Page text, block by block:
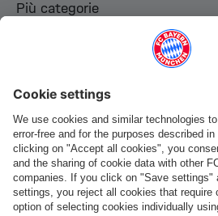
Più categorie
Pagamento e consegna